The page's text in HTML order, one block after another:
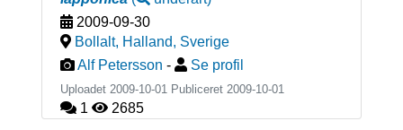
2009-09-30
Bollalt, Halland, Sverige
Alf Petersson - Se profil
Uploadet 2009-10-01 Publiceret 2009-10-01
1 2685